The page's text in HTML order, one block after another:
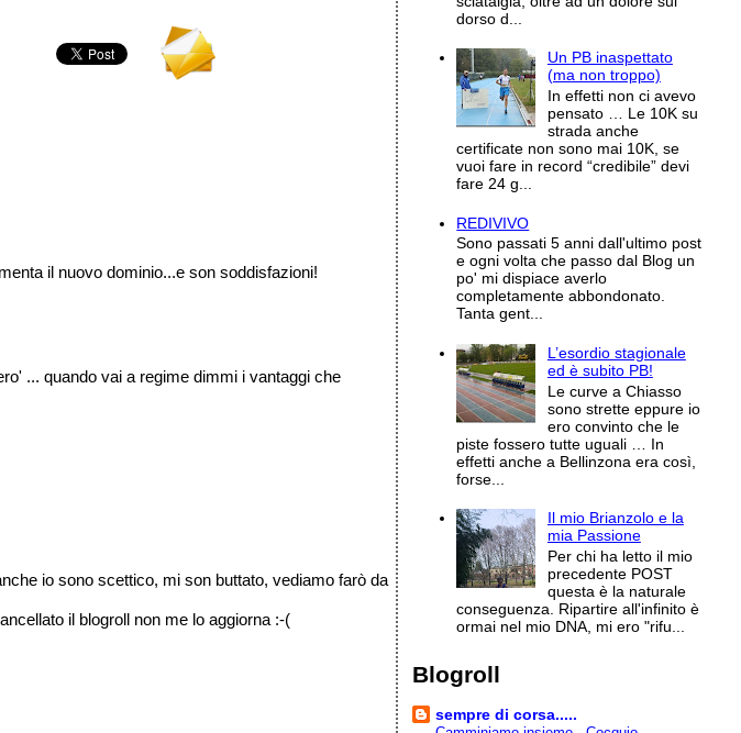
il nuovo dominio...e son soddisfazioni!
... quando vai a regime dimmi i vantaggi che
io sono scettico, mi son buttato, vediamo farò da
il blogroll non me lo aggiorna :-(
dorso d...
Un PB inaspettato
(ma non troppo)
In effetti non ci avevo
pensato … Le 10K su
strada anche
certificate non sono mai 10K, se
vuoi fare in record “credibile” devi
fare 24 g...
REDIVIVO
Sono passati 5 anni dall'ultimo post
e ogni volta che passo dal Blog un
po' mi dispiace averlo
completamente abbondonato.
Tanta gent...
L’esordio stagionale
ed è subito PB!
Le curve a Chiasso
sono strette eppure io
ero convinto che le
piste fossero tutte uguali … In
effetti anche a Bellinzona era così,
forse...
Il mio Brianzolo e la
mia Passione
Per chi ha letto il mio
precedente POST
questa è la naturale
conseguenza. Ripartire all'infinito è
ormai nel mio DNA, mi ero "rifu...
Blogroll
sempre di corsa.....